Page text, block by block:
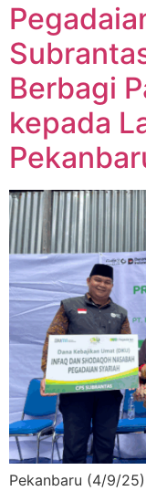
Berbagi
kepada
Pekanbaru (4/9/